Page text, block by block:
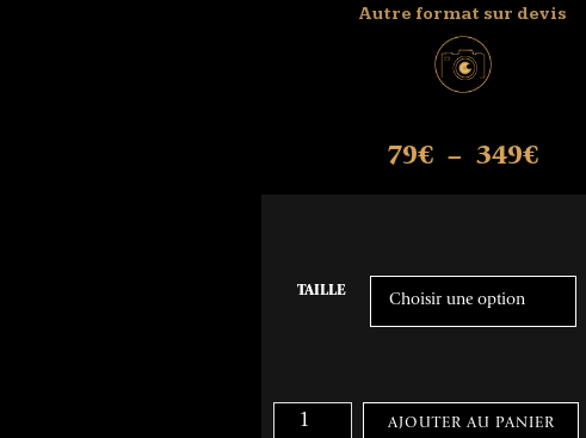
Autre format sur devis
79€ – 349€
TAILLE
AJOUTER AU PANIER